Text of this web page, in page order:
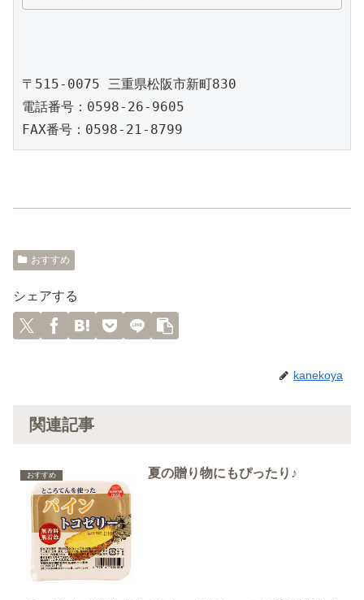
〒515-0075 三重県松阪市新町830
電話番号：0598-26-9605
おすすめ
シェアする
kanekoya
関連記事
おすすめ 夏の贈り物にもぴったり♪